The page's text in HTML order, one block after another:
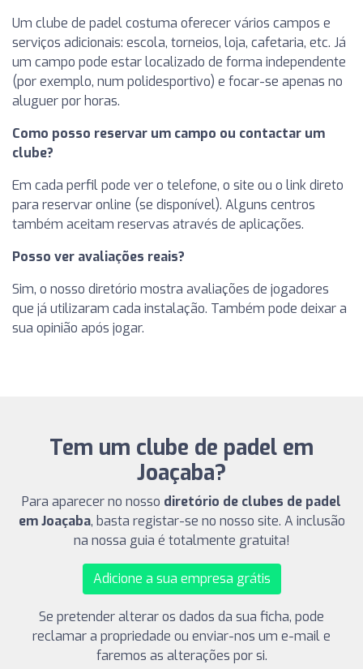
Um clube de padel costuma oferecer vários campos e
serviços adicionais: escola, torneios, loja, cafetaria, etc. Já
um campo pode estar localizado de forma independente
(por exemplo, num polidesportivo) e focar-se apenas no
aluguer por horas.
Como posso reservar um campo ou contactar um
clube?
Em cada perfil pode ver o telefone, o site ou o link direto
para reservar online (se disponível). Alguns centros
também aceitam reservas através de aplicações.
Posso ver avaliações reais?
Sim, o nosso diretório mostra avaliações de jogadores
que já utilizaram cada instalação. Também pode deixar a
sua opinião após jogar.
Tem um clube de padel em
Joaçaba?
Para aparecer no nosso diretório de clubes de padel
em Joaçaba, basta registar-se no nosso site. A inclusão
na nossa guia é totalmente gratuita!
Adicione a sua empresa grátis
Se pretender alterar os dados da sua ficha, pode
reclamar a propriedade ou enviar-nos um e-mail e
faremos as alterações por si.